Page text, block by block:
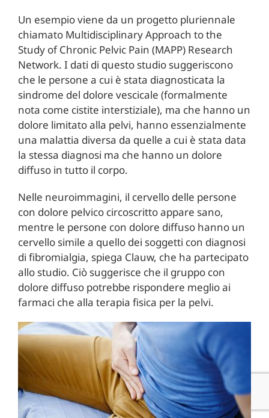
Un esempio viene da un progetto pluriennale
chiamato Multidisciplinary Approach to the
Study of Chronic Pelvic Pain (MAPP) Research
Network. I dati di questo studio suggeriscono
che le persone a cui è stata diagnosticata la
sindrome del dolore vescicale (formalmente
nota come cistite interstiziale), ma che hanno un
dolore limitato alla pelvi, hanno essenzialmente
una malattia diversa da quelle a cui è stata data
la stessa diagnosi ma che hanno un dolore
diffuso in tutto il corpo.
Nelle neuroimmagini, il cervello delle persone
con dolore pelvico circoscritto appare sano,
mentre le persone con dolore diffuso hanno un
cervello simile a quello dei soggetti con diagnosi
di fibromialgia, spiega Clauw, che ha partecipato
allo studio. Ciò suggerisce che il gruppo con
dolore diffuso potrebbe rispondere meglio ai
farmaci che alla terapia fisica per la pelvi.